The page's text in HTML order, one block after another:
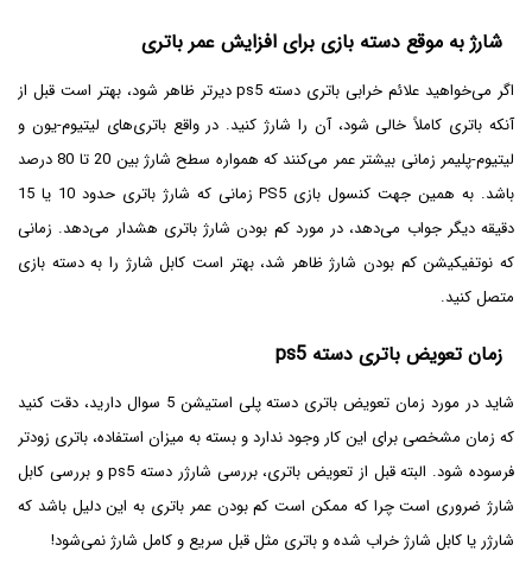
شارژ به موقع دسته بازی برای افزایش عمر باتری
اگر می‌خواهید علائم خرابی باتری دسته ps5 دیرتر ظاهر شود، بهتر است قبل از
آنکه باتری کاملاً خالی شود، آن را شارژ کنید. در واقع باتری‌های لیتیوم-یون و
لیتیوم-پلیمر زمانی بیشتر عمر می‌کنند که همواره سطح شارژ بین 20 تا 80 درصد
باشد. به همین جهت کنسول بازی PS5 زمانی که شارژ باتری حدود 10 یا 15
دقیقه دیگر جواب می‌دهد، در مورد کم بودن شارژ باتری هشدار می‌دهد. زمانی
که نوتفیکیشن کم بودن شارژ ظاهر شد، بهتر است کابل شارژ را به دسته بازی
متصل کنید.
زمان تعویض باتری دسته ps5
شاید در مورد زمان تعویض باتری دسته پلی استیشن 5 سوال دارید، دقت کنید
که زمان مشخصی برای این کار وجود ندارد و بسته به میزان استفاده، باتری زودتر
فرسوده شود. البته قبل از تعویض باتری، بررسی شارژر دسته ps5 و بررسی کابل
شارژ ضروری است چرا که ممکن است کم بودن عمر باتری به این دلیل باشد که
شارژر یا کابل شارژ خراب شده و باتری مثل قبل سریع و کامل شارژ نمی‌شود!